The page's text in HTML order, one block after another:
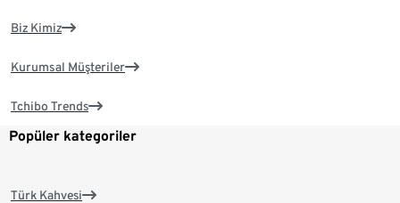
Biz Kimiz
Kurumsal Müşteriler
Tchibo Trends
Popüler kategoriler
Türk Kahvesi